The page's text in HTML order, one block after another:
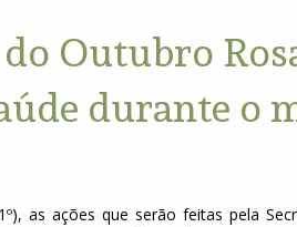
Outubro
durante o
as ações que serão feitas pela